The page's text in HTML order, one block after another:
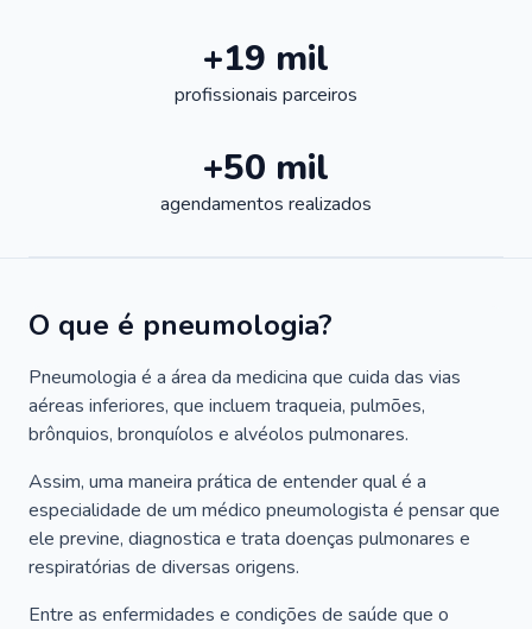
+19 mil
profissionais parceiros
+50 mil
agendamentos realizados
O que é pneumologia?
Pneumologia é a área da medicina que cuida das vias
aéreas inferiores, que incluem traqueia, pulmões,
brônquios, bronquíolos e alvéolos pulmonares.
Assim, uma maneira prática de entender qual é a
especialidade de um médico pneumologista é pensar que
ele previne, diagnostica e trata doenças pulmonares e
respiratórias de diversas origens.
Entre as enfermidades e condições de saúde que o